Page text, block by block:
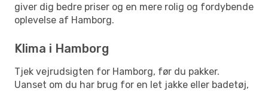
giver dig bedre priser og en mere rolig og fordybende
oplevelse af Hamborg.
Klima i Hamborg
Tjek vejrudsigten for Hamborg, før du pakker.
Uanset om du har brug for en let jakke eller badetøj,